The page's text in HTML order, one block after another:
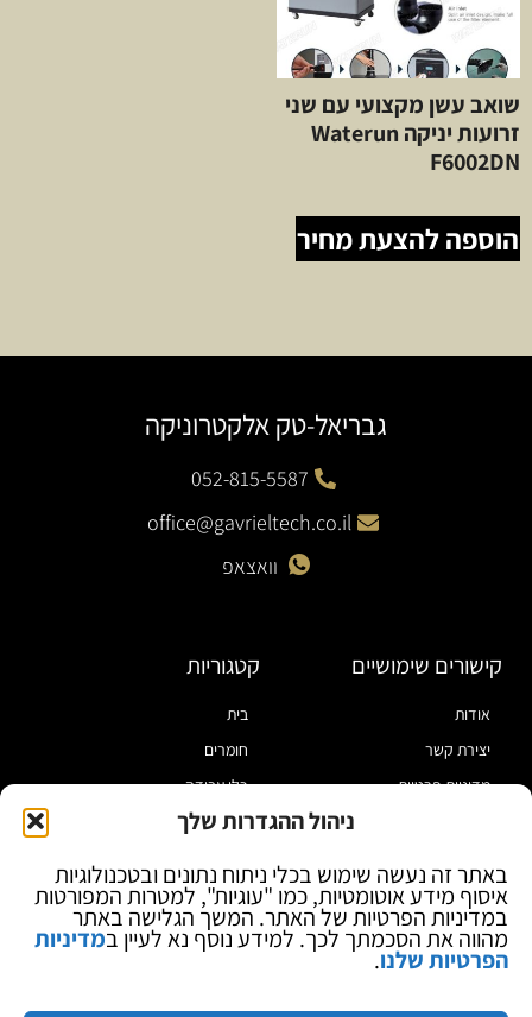
ניהול ההגדרות שלך
באתר זה נעשה שימוש בכלי ניתוח נתונים ובטכנולוגיות
איסוף מידע אוטומטיות, כמו "עוגיות", למטרות המפורטות
במדיניות הפרטיות של האתר. המשך הגלישה באתר
מהווה את הסכמתך לכך. למידע נוסף נא לעיין במדיניות
הפרטיות שלנו.
שואב עשן מקצועי עם שני
זרועות יניקה Waterun
F6002DN
הוספה להצעת מחיר
גבריאל-טק אלקטרוניקה
052-815-5587
office@gavrieltech.co.il
וואצאפ
קישורים שימושיים
אודות
יצירת קשר
מדיניות פרטיות
בלוג
קטגוריות
בית
חומרים
כלי עבודה
מוצרי הלחמה
ספקי כח ומודדים
ציוד אופטי להגדלה